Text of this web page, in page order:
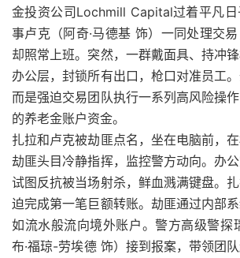
金投资公司Lochmill Capital过着平凡
事卢克（阿奇·马德基 饰）一同处理交易
却照常上班。突然，一群戴面具、持冲
办公层，封锁所有出口，枪口对准员工。
而是强迫交易团队执行一系列高风险操
的养老金账户资金。
扎拉和卢克被劫匪点名，坐在电脑前，在
劫匪头目冷静指挥，监控警方动向。办
试图反抗被当场射杀，鲜血溅满键盘。
迫完成第一笔巨额转账。劫匪通过内部
如流水般流向境外账户。警方高级警探
布·福琼-劳埃德 饰）接到报案，带领团